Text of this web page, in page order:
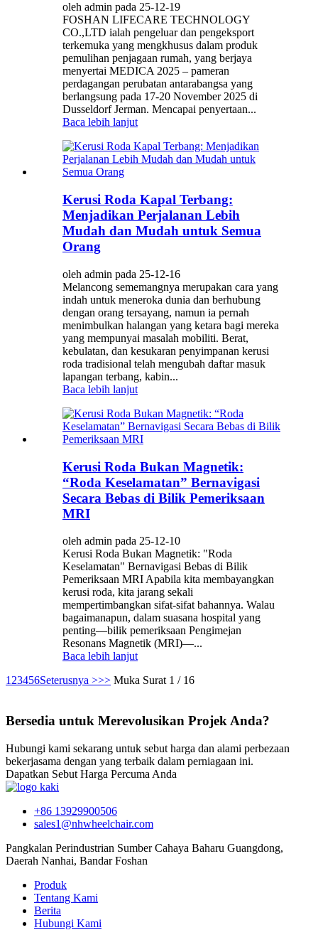
oleh admin pada 25-12-19
FOSHAN LIFECARE TECHNOLOGY
CO.,LTD ialah pengeluar dan pengeksport
terkemuka yang mengkhusus dalam produk
pemulihan penjagaan rumah, yang berjaya
menyertai MEDICA 2025 – pameran
perdagangan perubatan antarabangsa yang
berlangsung pada 17-20 November 2025 di
Dusseldorf Jerman. Mencapai penyertaan...
Baca lebih lanjut
Kerusi Roda Kapal Terbang:
Menjadikan Perjalanan Lebih
Mudah dan Mudah untuk Semua
Orang
oleh admin pada 25-12-16
Melancong sememangnya merupakan cara yang
indah untuk meneroka dunia dan berhubung
dengan orang tersayang, namun ia pernah
menimbulkan halangan yang ketara bagi mereka
yang mempunyai masalah mobiliti. Berat,
kebulatan, dan kesukaran penyimpanan kerusi
roda tradisional telah mengubah daftar masuk
lapangan terbang, kabin...
Baca lebih lanjut
Kerusi Roda Bukan Magnetik:
“Roda Keselamatan” Bernavigasi
Secara Bebas di Bilik Pemeriksaan
MRI
oleh admin pada 25-12-10
Kerusi Roda Bukan Magnetik: "Roda
Keselamatan" Bernavigasi Bebas di Bilik
Pemeriksaan MRI Apabila kita membayangkan
kerusi roda, kita jarang sekali
mempertimbangkan sifat-sifat bahannya. Walau
bagaimanapun, dalam suasana hospital yang
penting—bilik pemeriksaan Pengimejan
Resonans Magnetik (MRI)—...
Baca lebih lanjut
1 23456Seterusnya >>> Muka Surat 1 / 16
Bersedia untuk Merevolusikan Projek Anda?
Hubungi kami sekarang untuk sebut harga dan alami perbezaan
bekerjasama dengan yang terbaik dalam perniagaan ini.
Dapatkan Sebut Harga Percuma Anda
+86 13929900506
sales1@nhwheelchair.com
Pangkalan Perindustrian Sumber Cahaya Baharu Guangdong,
Daerah Nanhai, Bandar Foshan
Produk
Tentang Kami
Berita
Hubungi Kami